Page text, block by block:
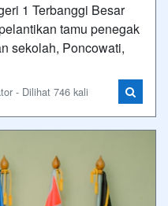
1 Terbanggi Besar
tamu penegak
sekolah, Poncowati,
- Dilihat 746 kali